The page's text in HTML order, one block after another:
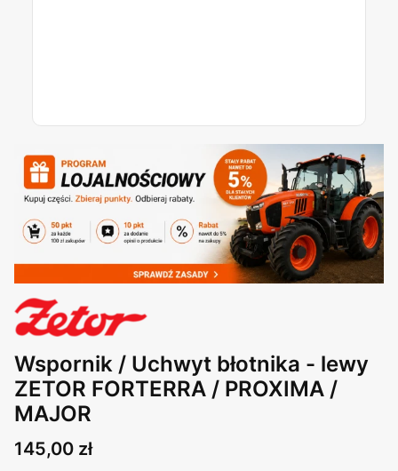
Wspornik / Uchwyt błotnika - lewy
ZETOR FORTERRA / PROXIMA /
MAJOR
Cena
145,00 zł